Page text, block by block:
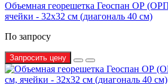
Объемная георешетка Геоспан ОР
ячейки - 32х32 см (диагональ 40 см)
По запросу
Запросить цену